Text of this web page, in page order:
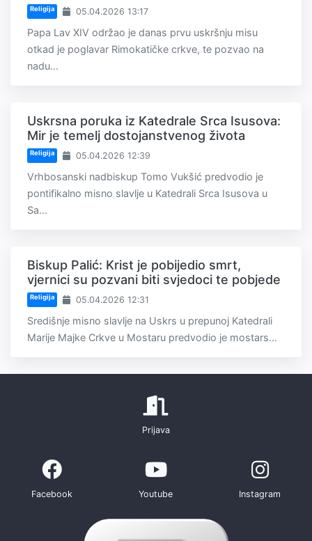
Religija 05.04.2026 13:17
Papa Lav XIV održao je danas prvu uskršnju misu
otkad je poglavar Rimokatičke crkve, te pozvao na
nadu...
Uskrsna poruka iz Katedrale Srca Isusova:
Mir je temelj dostojanstvenog života
Religija 05.04.2026 12:39
Vrhbosanski nadbiskup Tomo Vukšić predvodio je
pontifikalno misno slavlje u Katedrali Srca Isusova u
Sa...
Biskup Palić: Krist je pobijedio smrt,
vjernici su pozvani biti svjedoci te pobjede
Religija 05.04.2026 12:31
Središnje misno slavlje na Uskrs u prepunoj Katedrali
Marije Majke Crkve u Mostaru predvodio je mostars...
Prijava
Facebook Youtube Instagram